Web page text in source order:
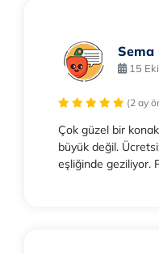
Sema
15
(2 ay
Çok güzel bir
büyük değil.
eşliğinde geziliyor.